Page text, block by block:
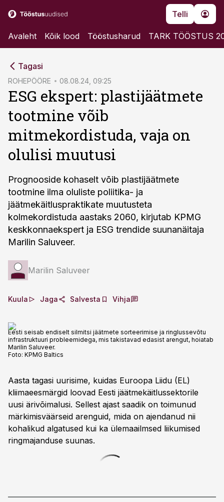
Telli
Avaleht Kõik lood Tööstusharud TARK TÖÖSTUS
Tagasi
ROHEPÖÖRE 08.08.24, 09:25
ESG ekspert: plastijäätmete
tootmine võib
mitmekordistuda, vaja on
olulisi muutusi
Prognooside kohaselt võib plastijäätmete
tootmine ilma oluliste poliitika- ja
jäätmekäitluspraktikate muutusteta
kolmekordistuda aastaks 2060, kirjutab KPMG
keskkonnaekspert ja ESG trendide suunanäitaja
Marilin Saluveer.
Marilin Saluveer
Kuula Jaga Salvesta Vihja
Eesti seisab endiselt silmitsi jäätmete sorteerimise ja ringlussevõtu
infrastruktuuri probleemidega, mis takistavad edasist arengut, hoiatab
Marilin Saluveer.
Foto: KPMG Baltics
Aasta tagasi uurisime, kuidas Euroopa Liidu (EL)
kliimaeesmärgid loovad Eesti jäätmekäitlussektorile
uusi ärivõimalusi. Sellest ajast saadik on toimunud
märkimisväärseid arenguid, mida on ajendanud nii
kohalikud algatused kui ka ülemaailmsed liikumised
ringmajanduse suunas.